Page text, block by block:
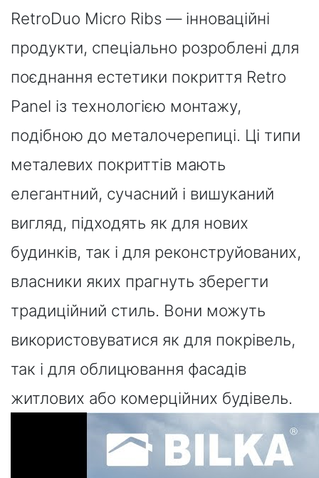
RetroDuo Micro Ribs — інноваційні
продукти, спеціально розроблені для
поєднання естетики покриття Retro
Panel із технологією монтажу,
подібною до металочерепиці. Ці типи
металевих покриттів мають
елегантний, сучасний і вишуканий
вигляд, підходять як для нових
будинків, так і для реконструйованих,
власники яких прагнуть зберегти
традиційний стиль. Вони можуть
використовуватися як для покрівель,
так і для облицювання фасадів
житлових або комерційних будівель.